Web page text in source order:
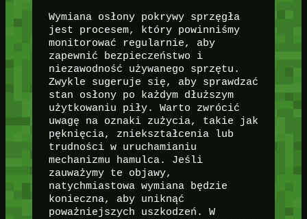
Wymiana osłony pokrywy sprzęgła
jest procesem, który powinniśmy
monitorować regularnie, aby
zapewnić bezpieczeństwo i
niezawodność używanego sprzętu.
Zwykle sugeruje się, aby sprawdzać
stan osłony po każdym dłuższym
użytkowaniu piły. Warto zwrócić
uwagę na oznaki zużycia, takie jak
pęknięcia, zniekształcenia lub
trudności w uruchamianiu
mechanizmu hamulca. Jeśli
zauważymy te objawy,
natychmiastowa wymiana będzie
konieczna, aby uniknąć
poważniejszych uszkodzeń. W